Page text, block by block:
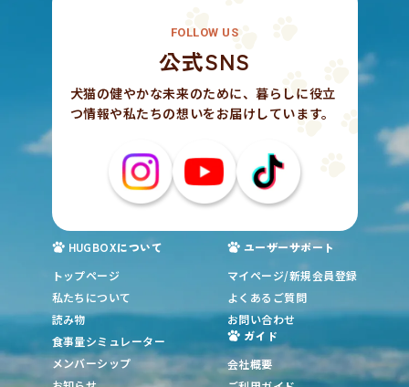
FOLLOW US
公式SNS
犬猫の健やかな未来のために、暮らしに役立
つ情報や私たちの想いをお届けしています。
HUGBOXについて
トップページ
私たちについて
読み物
食事量シミュレーター
メンバーシップ
ユーザーサポート
マイページ/新規会員登録
よくあるご質問
お問い合わせ
ガイド
会社概要